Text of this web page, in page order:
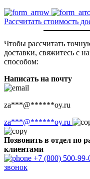
Рассчитать стоимость
Чтобы рассчитать
доставки, свяжитесь с
способом:
Написать на почту
za***@******oy.ru
za***@******oy.ru
Позвонить в отдел по
клиентами
+7 (800) 500-99-
звонок